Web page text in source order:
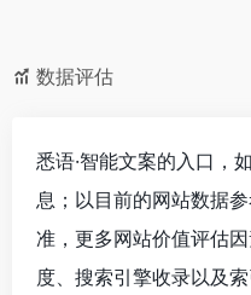
数据评估
悉语·智能文案的入口，
息；以目前的网站数据
准，更多网站价值评估
度、搜索引擎收录以及